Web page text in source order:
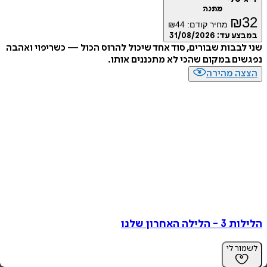
₪ מחיר קודם: ₪44
עד:31/08/2026
שבורים, סוד אחד שיכול להרוס הכול — כשריפוי ואהבה
במקום שהכי לא מתכננים אותו.
מהירה
שלנו
לי